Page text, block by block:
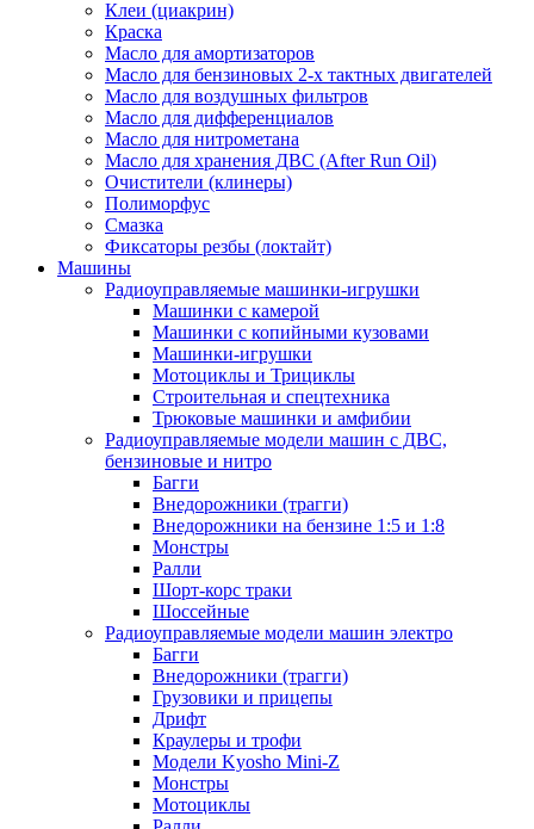
Клеи (циакрин)
Краска
Масло для амортизаторов
Масло для бензиновых 2-х тактных двигателей
Масло для воздушных фильтров
Масло для дифференциалов
Масло для нитрометана
Масло для хранения ДВС (After Run Oil)
Очистители (клинеры)
Полиморфус
Смазка
Фиксаторы резбы (локтайт)
Машины
Радиоуправляемые машинки-игрушки
Машинки с камерой
Машинки с копийными кузовами
Машинки-игрушки
Мотоциклы и Трициклы
Строительная и спецтехника
Трюковые машинки и амфибии
Радиоуправляемые модели машин с ДВС,
бензиновые и нитро
Багги
Внедорожники (трагги)
Внедорожники на бензине 1:5 и 1:8
Монстры
Ралли
Шорт-корс траки
Шоссейные
Радиоуправляемые модели машин электро
Багги
Внедорожники (трагги)
Грузовики и прицепы
Дрифт
Краулеры и трофи
Модели Kyosho Mini-Z
Монстры
Мотоциклы